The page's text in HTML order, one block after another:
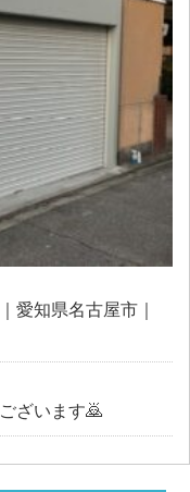
愛知県名古屋市｜
ざいます🙇